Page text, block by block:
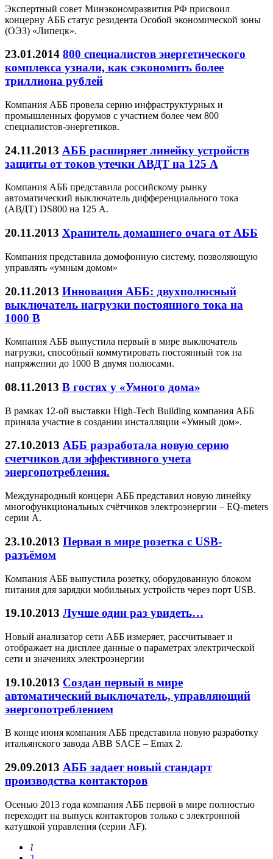
Экспертный совет Минэкономразвития РФ присвоил
концерну АББ статус резидента Особой экономической зоны
(ОЭЗ) «Липецк».
23.01.2014 800 специалистов энергетического
комплекса узнали, как сэкономить более
триллиона рублей
Компания АББ провела серию инфраструктурных и
промышленных форумов с участием более чем 800
специалистов-энергетиков.
24.11.2013 АББ расширяет линейку устройств
защиты от токов утечки АВДТ на 125 А
Компания АББ представила российскому рынку
автоматический выключатель дифференциального тока
(АВДТ) DS800 на 125 А.
20.11.2013 Хранитель домашнего очага от АББ
Компания представила домофонную систему, позволяющую
управлять «умным домом»
20.11.2013 Инновация АББ: двухполюсный
выключатель нагрузки постоянного тока на
1000 В
Компания АББ выпустила первый в мире выключатель
нагрузки, способный коммутировать постоянный ток на
напряжении до 1000 В двумя полюсами.
08.11.2013 В гостях у «Умного дома»
В рамках 12-ой выставки High-Tech Building компания АББ
приняла участие в создании инсталляции «Умный дом».
27.10.2013 АББ разработала новую серию
счетчиков для эффективного учета
энергопотребления.
Международный концерн АББ представил новую линейку
многофункциональных счётчиков электроэнергии – EQ-meters
серии А.
23.10.2013 Первая в мире розетка с USB-
разъёмом
Компания АББ выпустила розетку, оборудованную блоком
питания для зарядки мобильных устройств через порт USB.
19.10.2013 Лучше один раз увидеть…
Новый анализатор сети АББ измеряет, рассчитывает и
отображает на дисплее данные о параметрах электрической
сети и значениях электроэнергии
19.10.2013 Создан первый в мире
автоматический выключатель, управляющий
энергопотреблением
В конце июня компания АББ представила новую разработку
итальянского завода ABB SACE – Emax 2.
29.09.2013 АББ задает новый стандарт
производства контакторов
Осенью 2013 года компания АББ первой в мире полностью
переходит на выпуск контакторов только с электронной
катушкой управления (серии AF).
1